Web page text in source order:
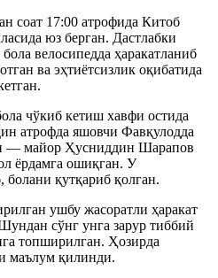
соат 17:00 атрофида Китоб
юз берган. Дастлабки
велосипедда ҳаракатланиб
ва эҳтиётсизлик оқибатида
чўкиб кетиш хавфи остида
атрофда яшовчи Фавқулодда
— майор Ҳусниддин Шарапов
ёрдамга ошиқган. У
қутқариб қолган.
ушбу жасоратли ҳаракат
сўнг унга зарур тиббий
топширилган. Ҳозирда
маълум қилинди.